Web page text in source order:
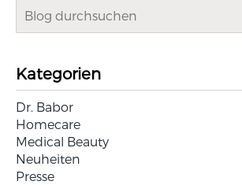
Kategorien
Dr. Babor
Homecare
Medical Beauty
Neuheiten
Presse